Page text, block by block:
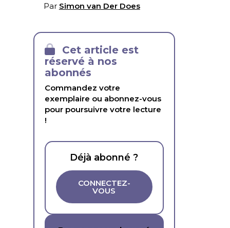
Par Simon van Der Does
Cet article est
réservé à nos
abonnés
Commandez votre
exemplaire ou abonnez-vous
pour poursuivre votre lecture
!
Déjà abonné ?
CONNECTEZ-
VOUS